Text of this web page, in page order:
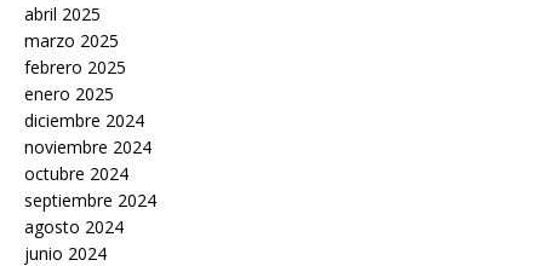
abril 2025
marzo 2025
febrero 2025
enero 2025
diciembre 2024
noviembre 2024
octubre 2024
septiembre 2024
agosto 2024
junio 2024